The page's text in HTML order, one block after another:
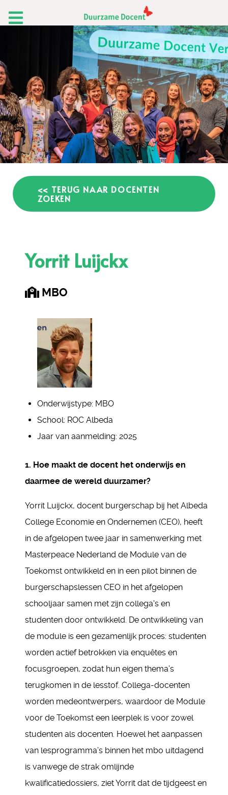
<< TERUG NAAR DOCENTEN
ZOEKEN
Yorrit Luijckx
MBO
Onderwijstype: MBO
School: ROC Albeda
Jaar van aanmelding: 2025
1. Hoe maakt de docent het onderwijs en
daarmee de wereld duurzamer?
Yorrit Luijckx, docent burgerschap bij het Albeda
College Economie en Ondernemen (CEO), heeft
in de afgelopen twee jaar in samenwerking met
Masterpeace Nederland de Module van de
Toekomst ontwikkeld en in een pilot binnen de
burgerschapslessen CEO in het afgelopen
schooljaar samen met zijn collega's en
studenten door ontwikkeld. De ontwikkeling van
de module is een gezamenlijk proces: studenten
worden actief betrokken via enquêtes en
focusgroepen, zodat hun eigen thema’s
terugkomen in de lesstof. Collega-docenten
worden medeontwerpers, waardoor de Module
voor de Toekomst een leerplek is voor zowel
studenten als docenten. Hoewel het aanpassen
van lesprogramma’s binnen het mbo uitdagend
is vanwege de strak omlijnde
kwalificatiedossiers, ziet Yorrit dat de tijdgeest en